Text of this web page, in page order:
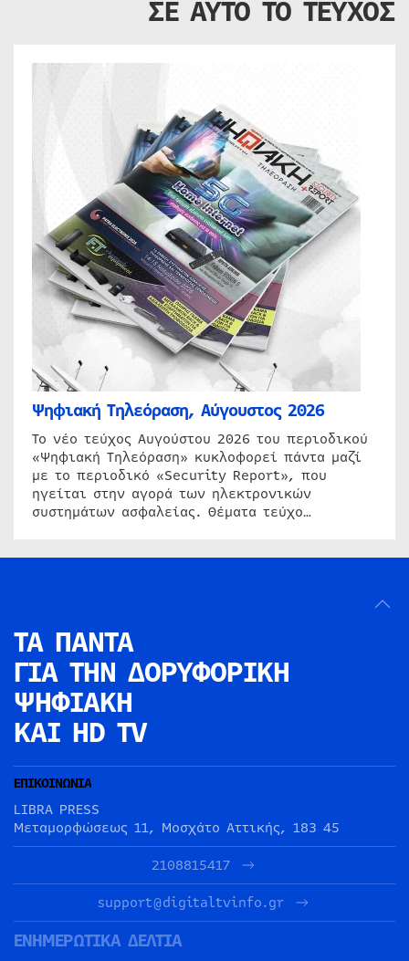
ΣΕ ΑΥΤΟ ΤΟ ΤΕΥΧΟΣ
Ψηφιακή Τηλεόραση, Αύγουστος 2026
Το νέο τεύχος Αυγούστου 2026 του περιοδικού
«Ψηφιακή Τηλεόραση» κυκλοφορεί πάντα μαζί
με το περιοδικό «Security Report», που
ηγείται στην αγορά των ηλεκτρονικών
συστημάτων ασφαλείας. Θέματα τεύχο…
ΤΑ ΠΑΝΤΑ
ΓΙΑ ΤΗΝ ΔΟΡΥΦΟΡΙΚΗ
ΨΗΦΙΑΚΗ
ΚΑΙ HD TV
ΕΠΙΚΟΙΝΩΝΙΑ
LIBRA PRESS
Μεταμορφώσεως 11, Μοσχάτο Αττικής, 183 45
2108815417
support@digitaltvinfo.gr
ΕΝΗΜΕΡΩΤΙΚΑ ΔΕΛΤΙΑ